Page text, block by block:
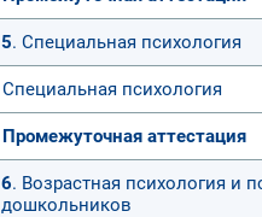
5. Специальная психология
Специальная психология
Промежуточная аттестация
6. Возрастная психология и
дошкольников